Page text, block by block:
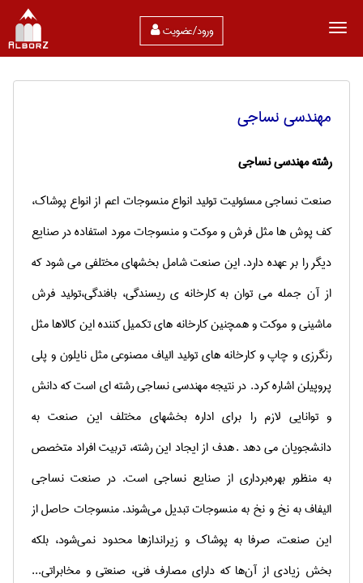
ورود/عضویت
مهندسي نساجی
رشته مهندسی نساجی
صنعت نساجی مسئولیت تولید انواع منسوجات اعم از انواع پوشاک،
کف پوش ها مثل فرش و موکت و منسوجات مورد استفاده در صنایع
دیگر را بر عهده دارد. این صنعت شامل بخشهای مختلفی می شود که
از آن جمله می توان به کارخانه ی ریسندگی، بافندگی،تولید فرش
ماشینی و موکت و همچنین کارخانه های تکمیل کننده این کالاها مثل
رنگرزی و چاپ و کارخانه های تولید الیاف مصنوعی مثل نایلون و پلی
پروپیلن اشاره کرد. در نتیجه مهندسی نساجی رشته ای است که دانش
و توانایی لازم را برای اداره بخشهای مختلف این صنعت به
دانشجویان می دهد .هدف از ایجاد این رشته، تربیت افراد متخصص
به منظور بهره‌برداری از صنایع نساجی است. در صنعت نساجی
الیفاف به نخ و نخ به منسوجات تبدیل می‌شوند. منسوجات حاصل از
این صنعت، صرفا به پوشاک و زیراندازها محدود نمی‌شود، بلکه
بخش زیادی از آن‌ها که دارای مصارف فنی، صنعتی و مخابراتی...